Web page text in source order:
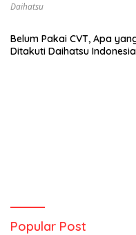
Daihatsu
Belum Pakai CVT, Apa
Ditakuti Daihatsu
Popular Post